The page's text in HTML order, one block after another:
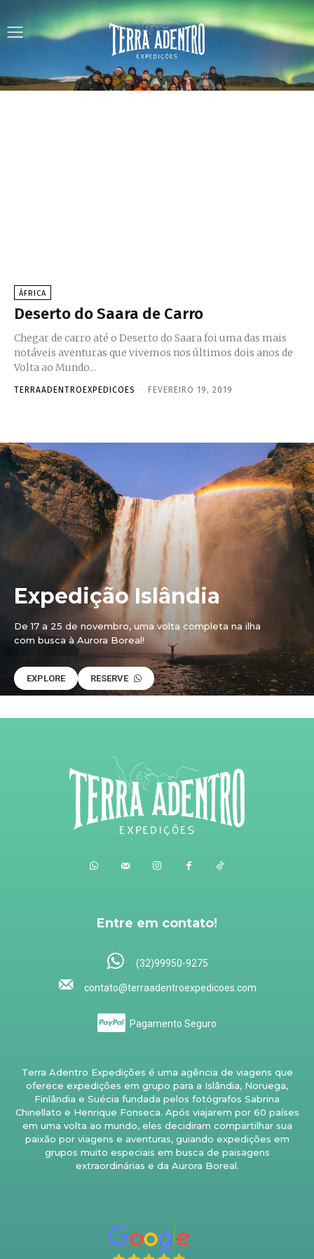
ÁFRICA
Deserto do Saara de Carro
Chegar de carro até o Deserto do Saara foi uma das mais
notáveis aventuras que vivemos nos últimos dois anos de
Volta ao Mundo...
TERRAADENTROEXPEDICOES - FEVEREIRO 19, 2019
Expedição Islândia
De 17 a 25 de novembro, uma volta completa na ilha
com busca à Aurora Boreal!
EXPLORE RESERVE
Entre em contato!
(32)99950-9275
contato@terraadentroexpedicoes.com
Pagamento Seguro
Terra Adentro Expedições é uma agência de viagens que
oferece expedições em grupo para a Islândia, Noruega,
Finlândia e Suécia fundada pelos fotógrafos Sabrina
Chinellato e Henrique Fonseca. Após viajarem por 60 países
em uma volta ao mundo, eles decidiram compartilhar sua
paixão por viagens e aventuras, guiando expedições em
grupos muito especiais em busca de paisagens
extraordinárias e da Aurora Boreal.